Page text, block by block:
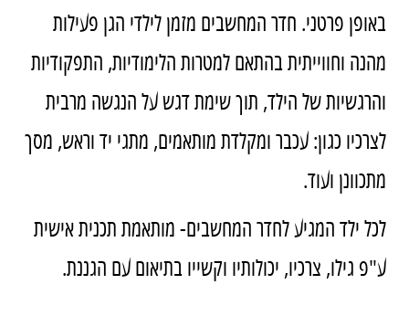
באופן פרטני. חדר המחשבים מזמן לילדי הגן פעילות
מהנה וחווייתית בהתאם למטרות הלימודיות, התפקודיות
והרגשיות של הילד, תוך שימת דגש על הנגשה מרבית
לצרכיו כגון: עכבר ומקלדת מותאמים, מתגי יד וראש, מסך
מתכוונן ועוד.
לכל ילד המגיע לחדר המחשבים- מותאמת תכנית אישית
ע"פ גילו, צרכיו, יכולותיו וקשייו בתיאום עם הגננת.